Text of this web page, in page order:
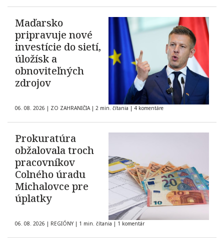
Maďarsko
pripravuje nové
investície do sietí,
úložísk a
obnoviteľných
zdrojov
06. 08. 2026 | ZO ZAHRANIČIA | 2 min. čítania | 4 komentáre
Prokuratúra
obžalovala troch
pracovníkov
Colného úradu
Michalovce pre
úplatky
06. 08. 2026 | REGIÓNY | 1 min. čítania | 1 komentár